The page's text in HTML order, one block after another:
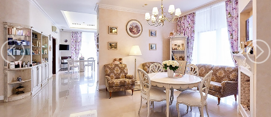
Предыдущий